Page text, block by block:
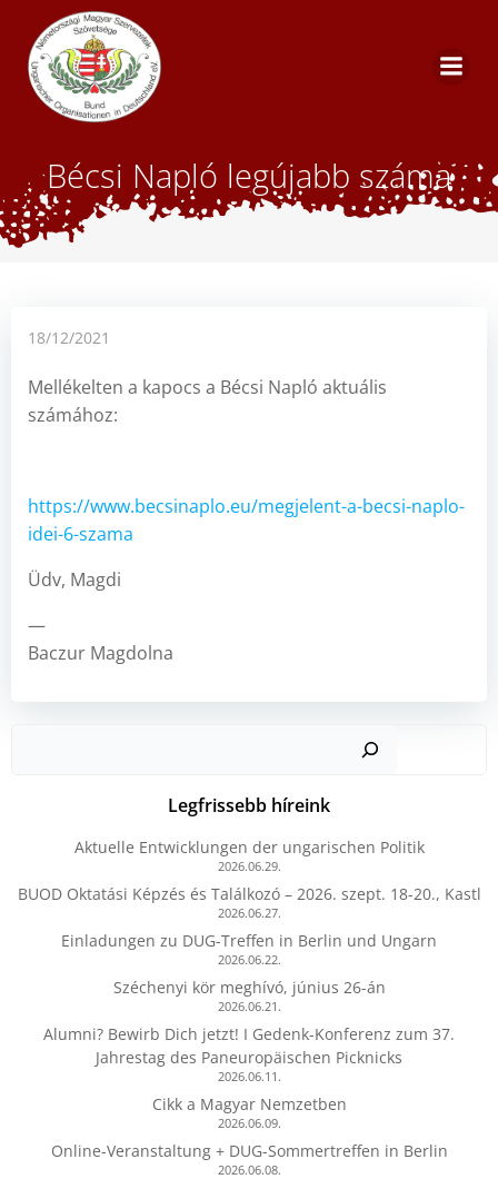
Bécsi Napló legújabb száma
18/12/2021
Mellékelten a kapocs a Bécsi Napló aktuális
számához:
https://www.becsinaplo.eu/megjelent-a-becsi-naplo-
idei-6-szama
Üdv, Magdi
—
Baczur Magdolna
Legfrissebb híreink
Aktuelle Entwicklungen der ungarischen Politik
2026.06.29.
BUOD Oktatási Képzés és Találkozó – 2026. szept. 18-20., Kastl
2026.06.27.
Einladungen zu DUG-Treffen in Berlin und Ungarn
2026.06.22.
Széchenyi kör meghívó, június 26-án
2026.06.21.
Alumni? Bewirb Dich jetzt! I Gedenk-Konferenz zum 37.
Jahrestag des Paneuropäischen Picknicks
2026.06.11.
Cikk a Magyar Nemzetben
2026.06.09.
Online-Veranstaltung + DUG-Sommertreffen in Berlin
2026.06.08.